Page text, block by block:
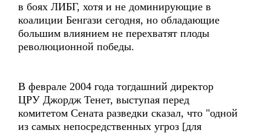
в боях ЛИБГ, хотя и не доминирующие в
коалиции Бенгази сегодня, но обладающие
большим влиянием не перехватят плоды
революционной победы.
В феврале 2004 года тогдашний директор
ЦРУ Джордж Тенет, выступая перед
комитетом Сената разведки сказал, что "одной
из самых непосредственных угроз [для